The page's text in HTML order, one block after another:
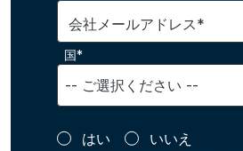
会社メールアドレス*
国*
はい いいえ